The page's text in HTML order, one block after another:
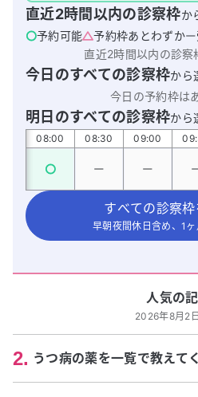
直近2時間以内の診察枠か
予約可能
予約枠あとわずか
直近2時間以内の診察
今日のすべての診察枠から
今日の予約枠は
明日のすべての診察枠から
08:00 08:30 09:00
すべての診察枠
早朝夜間休日含め、1
人気の
2026年8月2
2. うつ病の薬を一覧で教えて